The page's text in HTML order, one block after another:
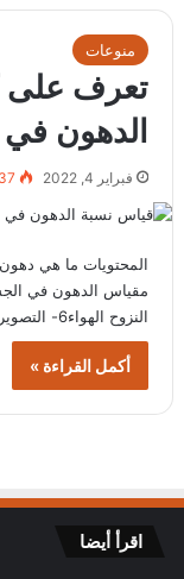
منوعات
تعرف على
الدهون في
فبراير 4, 2022
النزوح الهواء6- التصوير بالرنين…
أكمل القراءة »
اقرأ أيضا